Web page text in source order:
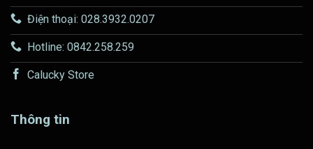
Điện thoại: 028.3932.0207
Hotline: 0842.258.259
Calucky Store
Thông tin